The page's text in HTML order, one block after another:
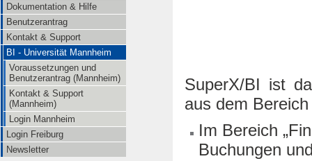
Dokumentation & Hilfe
Benutzerantrag
Kontakt & Support
BI - Universität Mannheim
Voraussetzungen und
Benutzerantrag (Mannheim)
Kontakt & Support
(Mannheim)
Login Mannheim
Login Freiburg
Newsletter
SuperX/BI ist
aus dem
Im Bereich
Buchungen